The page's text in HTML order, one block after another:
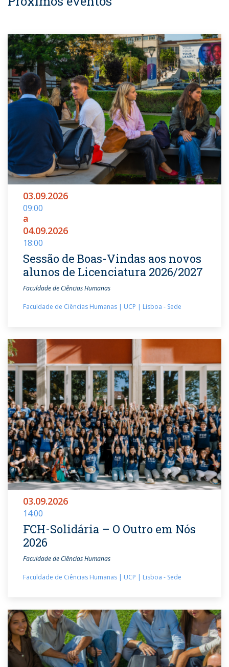
03.09.2026
09:00
a
04.09.2026
18:00
Sessão de Boas-Vindas aos novos
alunos de Licenciatura 2026/2027
Faculdade de Ciências Humanas
Faculdade de Ciências Humanas | UCP | Lisboa - Sede
03.09.2026
14:00
FCH-Solidária – O Outro em Nós
2026
Faculdade de Ciências Humanas
Faculdade de Ciências Humanas | UCP | Lisboa - Sede